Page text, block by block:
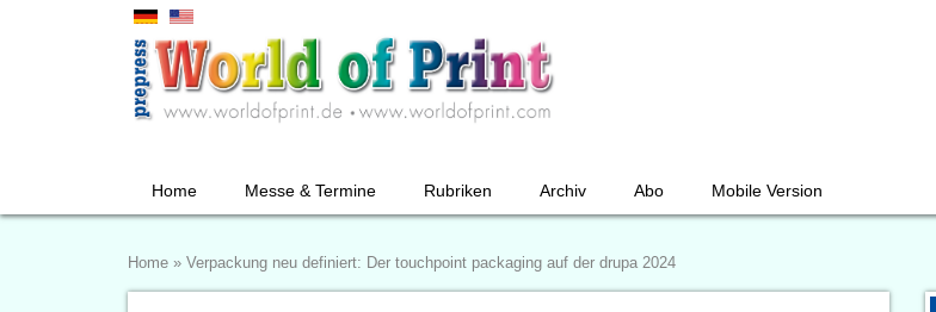
Home Messe & Termine Rubriken Archiv Abo Mobile Version
Home » Verpackung neu definiert: Der touchpoint packaging auf der drupa 2024